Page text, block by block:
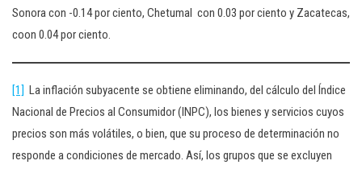
Sonora con -0.14 por ciento, Chetumal con 0.03 por ciento y Zacatecas,
coon 0.04 por ciento.
[1] La inflación subyacente se obtiene eliminando, del cálculo del Índice
Nacional de Precios al Consumidor (INPC), los bienes y servicios cuyos
precios son más volátiles, o bien, que su proceso de determinación no
responde a condiciones de mercado. Así, los grupos que se excluyen